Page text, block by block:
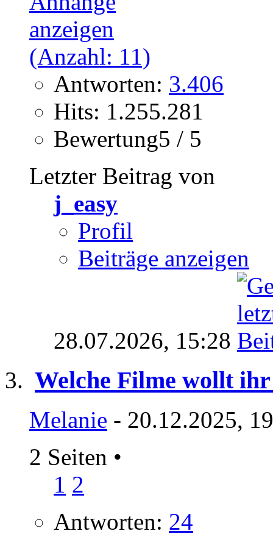
Antworten: 3.406
Hits: 1.255.281
Bewertung5 / 5
Letzter Beitrag von
j_easy
Profil
Beiträge anzeigen
28.07.2026, 15:28
Welche Filme wollt ihr
Melanie - 20.12.2025,
2 Seiten •
1 2
Antworten: 24